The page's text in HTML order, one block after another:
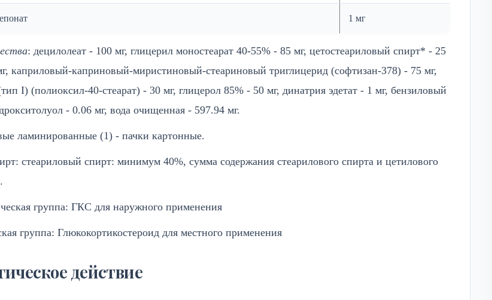
1 мг
: децилолеат - 100 мг, глицерил моностеарат 40-55% - 85 мг, цетостеариловый спирт* - 25
каприловый-каприновый-миристиновый-стеариновый триглицерид (софтизан-378) - 75 мг,
I) (полиоксил-40-стеарат) - 30 мг, глицерол 85% - 50 мг, динатрия эдетат - 1 мг, бензиловый
- 0.06 мг, вода очищенная - 597.94 мг.
ламинированные (1) - пачки картонные.
стеариловый спирт: минимум 40%, сумма содержания стеарилового спирта и цетилового
группа: ГКС для наружного применения
группа: Глюкокортикостероид для местного применения
действие